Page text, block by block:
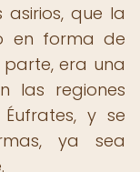
que la
en forma de
era una
las regiones
y se
ya sea